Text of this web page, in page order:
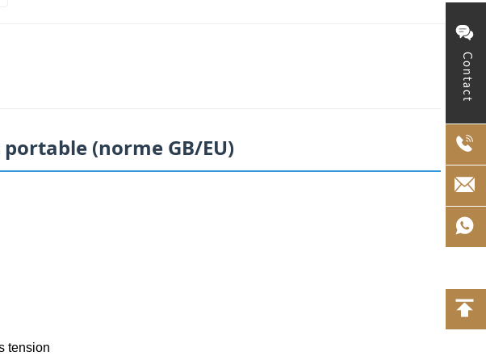
Contact
(norme GB/EU)
tension